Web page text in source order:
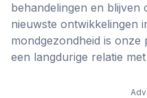
behandelingen en blijven
nieuwste ontwikkelingen
mondgezondheid is
een langdurige relatie